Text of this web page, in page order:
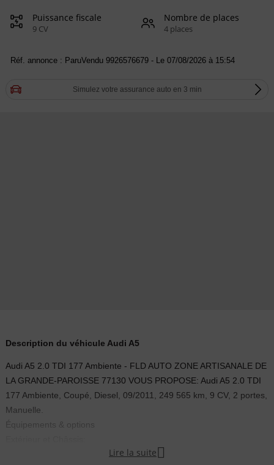
Puissance fiscale
9 CV
Nombre de places
4 places
Réf. annonce : ParuVendu 9926576679 - Le 07/08/2026 à 15:54
Simulez votre assurance auto en 3 min
Description du véhicule Audi A5
Audi A5 2.0 TDI 177 Ambiente - FLD AUTO ZONE ARTISANALE DE
LA GRANDE-PAROISSE 77130 VOUS PROPOSE: Audi A5 2.0 TDI
177 Ambiente, Coupé, Diesel, 09/2011, 249 565 km, 9 CV, 2 portes,
Manuelle.
Équipements & options
Lire la suite 